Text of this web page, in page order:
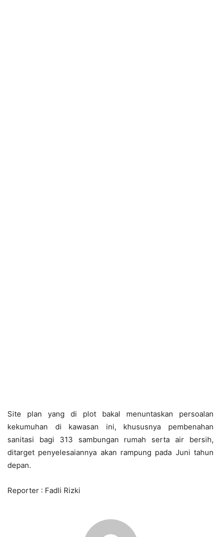
Site plan yang di plot bakal menuntaskan persoalan
kekumuhan di kawasan ini, khususnya pembenahan
sanitasi bagi 313 sambungan rumah serta air bersih,
ditarget penyelesaiannya akan rampung pada Juni tahun
depan.
Reporter : Fadli Rizki